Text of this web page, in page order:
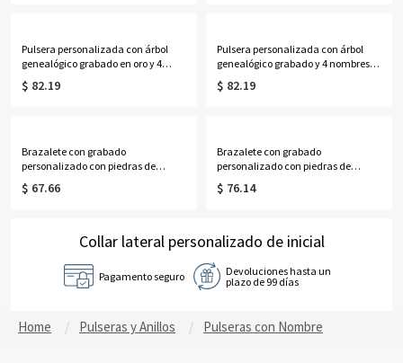
Pulsera personalizada con árbol
genealógico grabado en oro y 4
nombres
$ 82.19
Pulsera personalizada con árbol
genealógico grabado y 4 nombres
en oro rosa
$ 82.19
Brazalete con grabado
personalizado con piedras de
nacimiento en plata
$ 67.66
Brazalete con grabado
personalizado con piedras de
nacimiento en oro
$ 76.14
Collar lateral personalizado de inicial
Pagamento seguro
Devoluciones hasta un
plazo de 99 días
Home Pulseras y Anillos Pulseras con Nombre